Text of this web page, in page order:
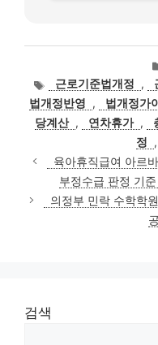
태
그
근로기준법개정 ,
법개정반영
, 법개정가
당계산 , 연차휴가 ,
정
,
육아휴직급여 아르
부정수급 판정 기
의정부 민락 수학학
검색